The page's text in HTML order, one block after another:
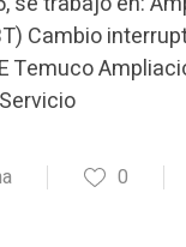
Cambio
Temuco
0